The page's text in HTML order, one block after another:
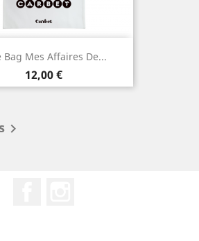
Bag Mes Affaires De...
Prix
12,00 €
